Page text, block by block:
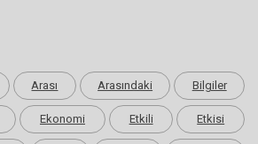
Arası Arasındaki Bilgiler
Ekonomi Etkili Etkisi